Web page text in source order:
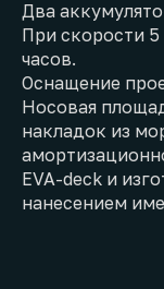
Два
При скорости 5
часов.
Оснащение
Носовая
накладок из
EVA-deck и
нанесением